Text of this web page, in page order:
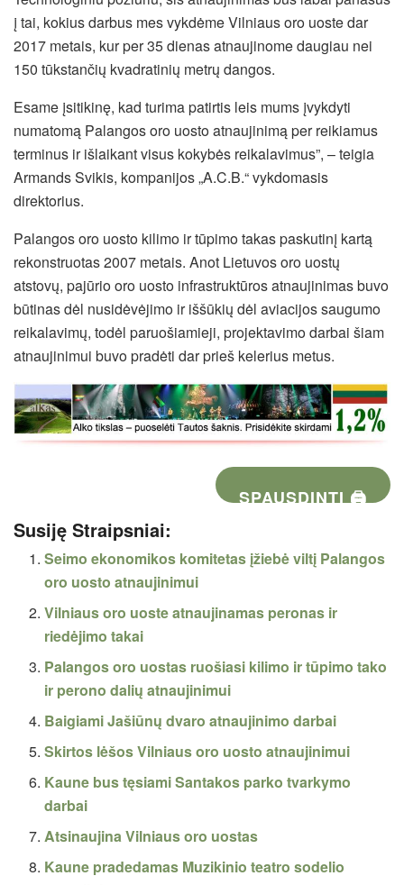
į tai, kokius darbus mes vykdėme Vilniaus oro uoste dar
2017 metais, kur per 35 dienas atnaujinome daugiau nei
150 tūkstančių kvadratinių metrų dangos.
Esame įsitikinę, kad turima patirtis leis mums įvykdyti
numatomą Palangos oro uosto atnaujinimą per reikiamus
terminus ir išlaikant visus kokybės reikalavimus”, – teigia
Armands Svikis, kompanijos „A.C.B.“ vykdomasis
direktorius.
Palangos oro uosto kilimo ir tūpimo takas paskutinį kartą
rekonstruotas 2007 metais. Anot Lietuvos oro uostų
atstovų, pajūrio oro uosto infrastruktūros atnaujinimas buvo
būtinas dėl nusidėvėjimo ir iššūkių dėl aviacijos saugumo
reikalavimų, todėl paruošiamieji, projektavimo darbai šiam
atnaujinimui buvo pradėti dar prieš kelerius metus.
SPAUSDINTI 🖨
Susiję Straipsniai:
Seimo ekonomikos komitetas įžiebė viltį Palangos
oro uosto atnaujinimui
Vilniaus oro uoste atnaujinamas peronas ir
riedėjimo takai
Palangos oro uostas ruošiasi kilimo ir tūpimo tako
ir perono dalių atnaujinimui
Baigiami Jašiūnų dvaro atnaujinimo darbai
Skirtos lėšos Vilniaus oro uosto atnaujinimui
Kaune bus tęsiami Santakos parko tvarkymo
darbai
Atsinaujina Vilniaus oro uostas
Kaune pradedamas Muzikinio teatro sodelio